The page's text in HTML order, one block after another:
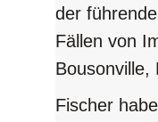
der
Fällen von
Bousonville,
Fischer